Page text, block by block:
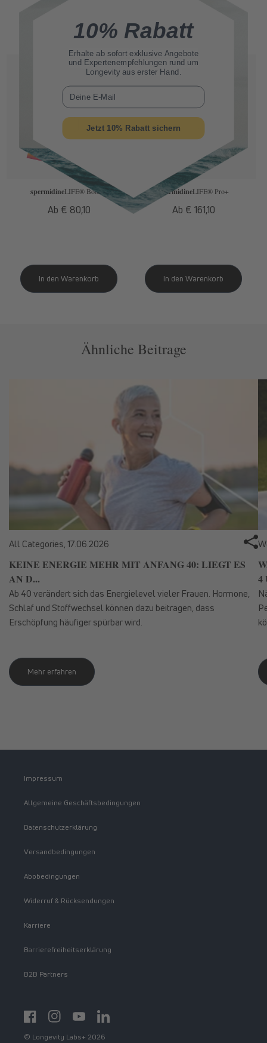
spermidineLIFE® Boost+
Normaler
Ab € 80,10
spermidineLIFE® Pro+
Normaler
Ab € 161,10
Ähnliche Beitrage
All Categories, 17.06.2026
KEINE ENERGIE MEHR MIT ANFANG 40: LIEGT ES
AN D...
Ab 40 verändert sich das Energielevel vieler Frauen. Hormone,
Schlaf und Stoffwechsel können dazu beitragen, dass
Erschöpfung häufiger spürbar wird.
Mehr erfahren
4
Impressum
Allgemeine Geschäftsbedingungen
Datenschutzerklärung
Versandbedingungen
Abobedingungen
Widerruf & Rücksendungen
Karriere
Barrierefreiheitserklärung
B2B Partners
FacebookInstagramYouTubehttps://www.linkedin.com/showcase/
© Longevity Labs+ 2026
10% Rabatt
Erhalte ab sofortexklusive Angebote
und Expertenempfehlungen rund um
Longevity aus erster Hand.
E-Mail
Jetzt 10% Rabatt sichern